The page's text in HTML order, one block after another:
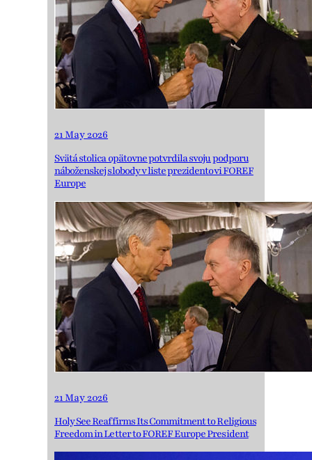
21 May 2026
Svätá stolica opätovne potvrdila svoju podporu
náboženskej slobody v liste prezidentovi FOREF
Europe
21 May 2026
Holy See Reaffirms Its Commitment to Religious
Freedom in Letter to FOREF Europe President